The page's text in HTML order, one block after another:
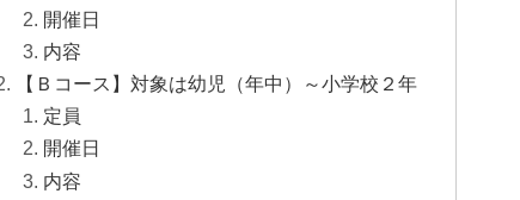
開催日
内容
【Ｂコース】対象は幼児（年中）～小学校２年
定員
開催日
内容